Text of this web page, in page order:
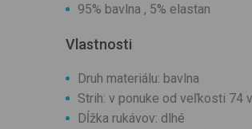
95% bavlna , 5% elastan
Vlastnosti
Druh materiálu: bavlna
Strih: v ponuke od veľkosti 74
Dĺžka rukávov: dlhé